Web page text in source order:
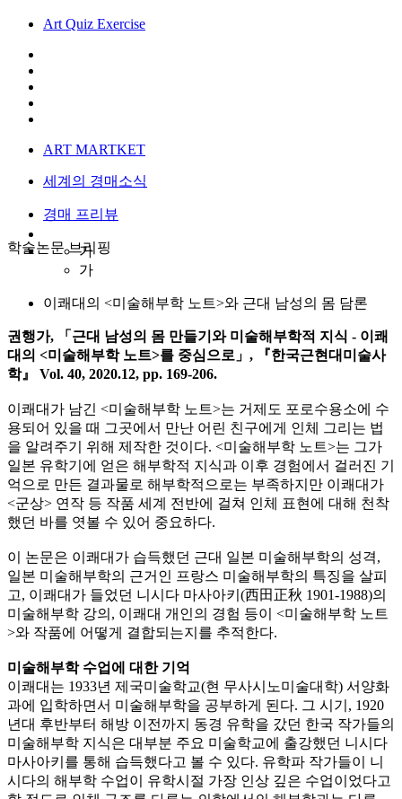
Art Quiz Exercise
ART MARTKET
세계의 경매소식
경매 프리뷰
학술논문 브리핑
가
가
이쾌대의 <미술해부학 노트>와 근대 남성의 몸 담론
권행가, 「근대 남성의 몸 만들기와 미술해부학적 지식 - 이쾌
대의 <미술해부학 노트>를 중심으로」, 『한국근현대미술사
학』 Vol. 40, 2020.12, pp. 169-206.
이쾌대가 남긴 <미술해부학 노트>는 거제도 포로수용소에 수
용되어 있을 때 그곳에서 만난 어린 친구에게 인체 그리는 법
을 알려주기 위해 제작한 것이다. <미술해부학 노트>는 그가
일본 유학기에 얻은 해부학적 지식과 이후 경험에서 걸러진 기
억으로 만든 결과물로 해부학적으로는 부족하지만 이쾌대가
<군상> 연작 등 작품 세계 전반에 걸쳐 인체 표현에 대해 천착
했던 바를 엿볼 수 있어 중요하다.
이 논문은 이쾌대가 습득했던 근대 일본 미술해부학의 성격,
일본 미술해부학의 근거인 프랑스 미술해부학의 특징을 살피
고, 이쾌대가 들었던 니시다 마사아키(西田正秋 1901-1988)의
미술해부학 강의, 이쾌대 개인의 경험 등이 <미술해부학 노트
>와 작품에 어떻게 결합되는지를 추적한다.
미술해부학 수업에 대한 기억
이쾌대는 1933년 제국미술학교(현 무사시노미술대학) 서양화
과에 입학하면서 미술해부학을 공부하게 된다. 그 시기, 1920
년대 후반부터 해방 이전까지 동경 유학을 갔던 한국 작가들의
미술해부학 지식은 대부분 주요 미술학교에 출강했던 니시다
마사아키를 통해 습득했다고 볼 수 있다. 유학파 작가들이 니
시다의 해부학 수업이 유학시절 가장 인상 깊은 수업이었다고